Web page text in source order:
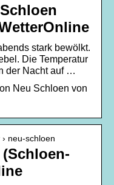
stark bewölkt.
Die Temperatur
der Nacht auf …
Neu Schloen von
neu-schloen